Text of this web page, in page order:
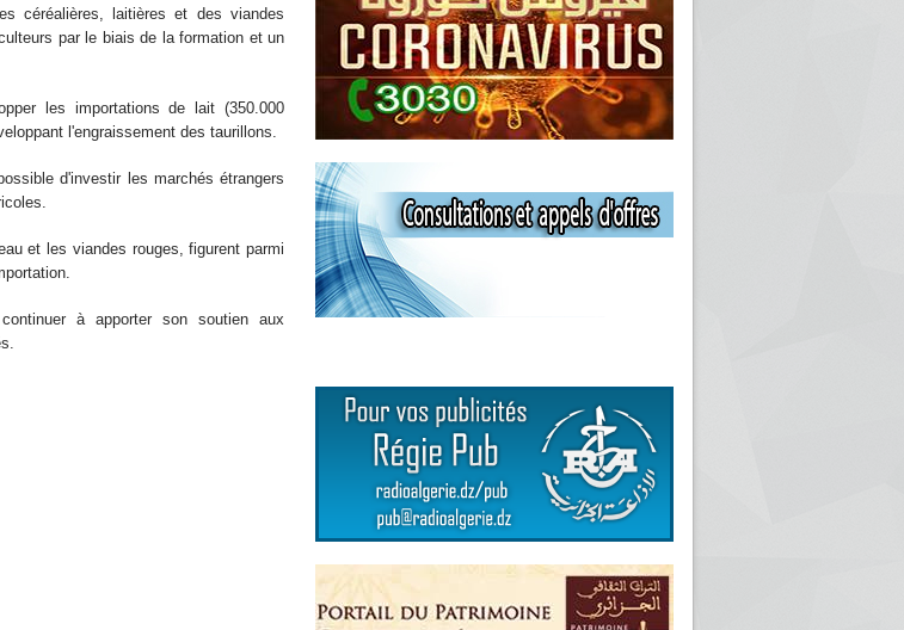
céréalières, laitières et des viandes
par le biais de la formation et un
les importations de lait (350.000
l'engraissement des taurillons.
d'investir les marchés étrangers
et les viandes rouges, figurent parmi
à apporter son soutien aux